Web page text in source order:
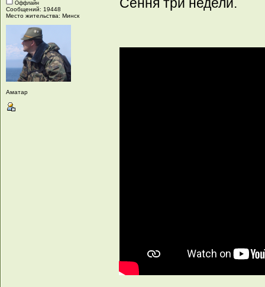
Оффлайн
Сообщений: 19448
Место жительства: Минск
Аматар
Сення три недели.